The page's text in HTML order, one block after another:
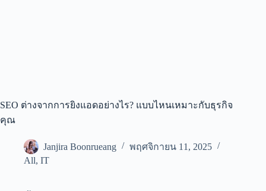
SEO ต่างจากการยิงแอดอย่างไร? แบบไหนเหมาะกับธุรกิจ
คุณ
Janjira Boonrueang
พฤศจิกายน 11, 2025
All, IT